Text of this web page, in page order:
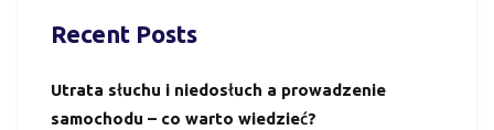
Recent Posts
Utrata słuchu i niedosłuch a prowadzenie
samochodu – co warto wiedzieć?